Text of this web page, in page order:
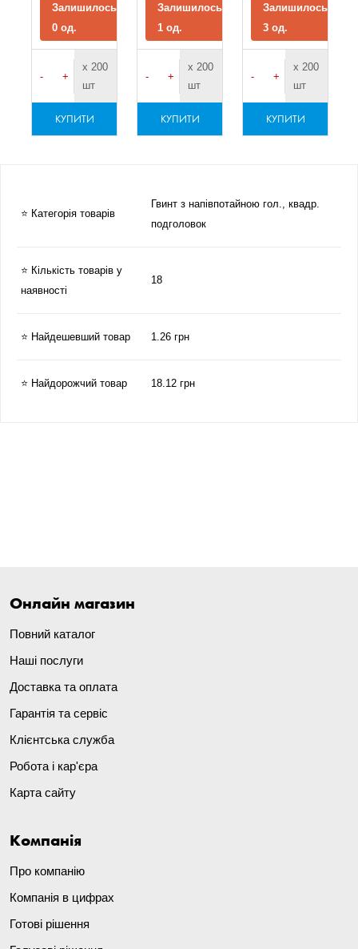
Залишилось
0 од.
- +
х 200
шт
КУПИТИ
Залишилось
1 од.
- +
х 200
шт
КУПИТИ
Залишилось
3 од.
- +
х 200
шт
КУПИТИ
⭐ Категорія товарів
Гвинт з напівпотайною гол., квадр.
подголовок
⭐ Кількість товарів у
наявності
18
⭐ Найдешевший товар 1.26 грн
⭐ Найдорожчий товар 18.12 грн
Онлайн магазин
Повний каталог
Наші послуги
Доставка та оплата
Гарантія та сервіс
Клієнтська служба
Робота і кар'єра
Карта сайту
Компанія
Про компанію
Компанія в цифрах
Готові рішення